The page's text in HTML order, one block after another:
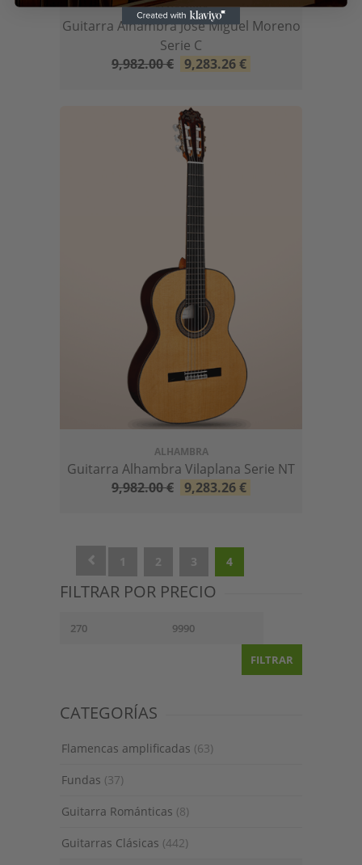
ALHAMBRA
Guitarra Alhambra Jose Miguel Moreno
Serie C
9,982.00€ 9,283.26€
ALHAMBRA
Guitarra Alhambra Vilaplana Serie NT
9,982.00€ 9,283.26€
1 2 3 4
FILTRAR POR PRECIO
FILTRAR
CATEGORÍAS
Flamencas amplificadas (63)
Fundas (37)
Guitarra Románticas (8)
Guitarras Clásicas (442)